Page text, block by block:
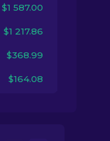
$1 587.00
$1 217.86
$368.99
$164.08